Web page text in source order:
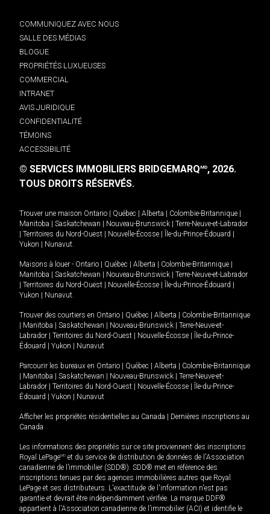
COMMUNIQUEZ AVEC NOUS
SALLE DES MÉDIAS
BLOGUE
PROPRIÉTÉS LUXUEUSES
COMMERCIAL
INTRANET
AVIS JURIDIQUE
CONFIDENTIALITÉ
TÉMOINS
ACCESSIBILITÉ
© SERVICES IMMOBILIERS BRIDGEMARQMD, 2026.
TOUS DROITS RÉSERVÉS.
Trouver une maison Ontario Québec Alberta Colombie-Britannique
Manitoba
Saskatchewan Nouveau-Brunswick
Terre-Neuve-et-Labrador
Territoires du Nord-Ouest Nouvelle-Écosse Île-du-Prince-Édouard
Yukon
Nunavut.
Maisons à louer - Ontario Québec Alberta Colombie-Britannique
Manitoba
Saskatchewan Nouveau-Brunswick
Terre-Neuve-et-Labrador
Territoires du Nord-Ouest Nouvelle-Écosse Île-du-Prince-Édouard
Yukon
Nunavut.
Trouver des courtiers en Ontario Québec Alberta
Colombie-Britannique
Manitoba Saskatchewan Nouveau-Brunswick
Terre-Neuve-et-
Labrador
Territoires du Nord-Ouest Nouvelle-Écosse
Île-du-Prince-
Édouard
Yukon Nunavut
Parcourir les bureaux en Ontario Québec Alberta
Colombie-Britannique
Manitoba Saskatchewan Nouveau-Brunswick
Terre-Neuve-et-
Labrador
Territoires du Nord-Ouest Nouvelle-Écosse
Île-du-Prince-
Édouard
Yukon Nunavut
Afficher les propriétés résidentielles au Canada
Dernières inscriptions au
Canada
Les informations des propriétés sur ce site proviennent des inscriptions
Royal LePageMD et du service de distribution de données de l'Association
canadienne de l’immobilier (SDD®). SDD® met en référence des
inscriptions tenues par des agences immobilières autres que Royal
LePage et ses distributeurs. L'exactitude de l'information n'est pas
garantie et devrait être indépendamment vérifiée. La marque DDF®
appartient à l'Association canadienne de l’immobilier (ACI) et identifie le